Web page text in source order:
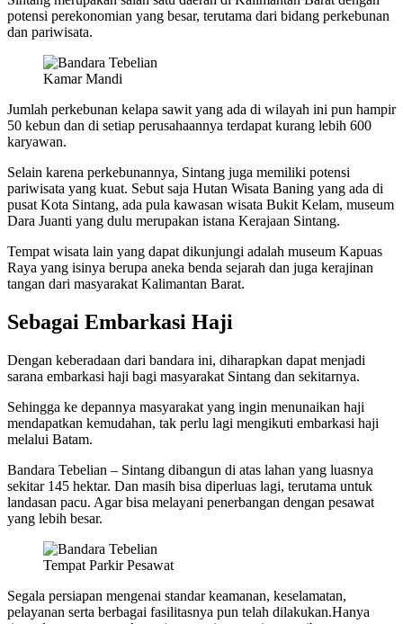
potensi perekonomian yang besar, terutama dari bidang perkebunan
dan pariwisata.
Kamar Mandi
Jumlah perkebunan kelapa sawit yang ada di wilayah ini pun hampir
50 kebun dan di setiap perusahaannya terdapat kurang lebih 600
karyawan.
Selain karena perkebunannya, Sintang juga memiliki potensi
pariwisata yang kuat. Sebut saja Hutan Wisata Baning yang ada di
pusat Kota Sintang, ada pula kawasan wisata Bukit Kelam, museum
Dara Juanti yang dulu merupakan istana Kerajaan Sintang.
Tempat wisata lain yang dapat dikunjungi adalah museum Kapuas
Raya yang isinya berupa aneka benda sejarah dan juga kerajinan
tangan dari masyarakat Kalimantan Barat.
Sebagai Embarkasi Haji
Dengan keberadaan dari bandara ini, diharapkan dapat menjadi
sarana embarkasi haji bagi masyarakat Sintang dan sekitarnya.
Sehingga ke depannya masyarakat yang ingin menunaikan haji
mendapatkan kemudahan, tak perlu lagi mengikuti embarkasi haji
melalui Batam.
Bandara Tebelian – Sintang dibangun di atas lahan yang luasnya
sekitar 145 hektar. Dan masih bisa diperluas lagi, terutama untuk
landasan pacu. Agar bisa melayani penerbangan dengan pesawat
yang lebih besar.
Tempat Parkir Pesawat
Segala persiapan mengenai standar keamanan, keselamatan,
pelayanan serta berbagai fasilitasnya pun telah dilakukan.Hanya